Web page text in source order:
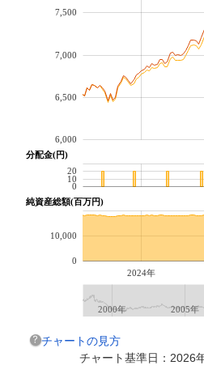
6,000
6,500
7,000
7,500
分配金(円)
0
10
20
純資産総額(百万円)
2024年
0
10,000
2000年 2005年
チャートの見方
チャート基準日：2026